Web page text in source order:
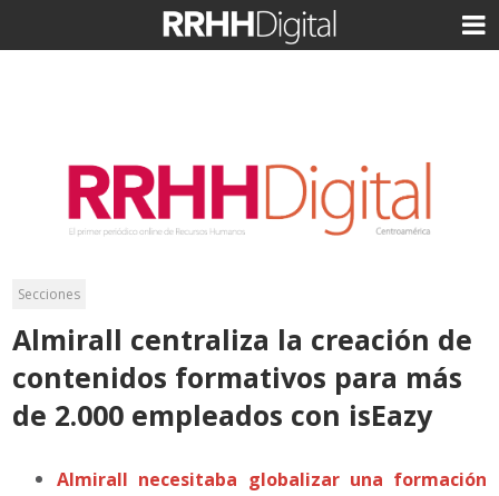
Secciones
Almirall centraliza la creación de
contenidos formativos para más
de 2.000 empleados con isEazy
Almirall necesitaba globalizar una formación